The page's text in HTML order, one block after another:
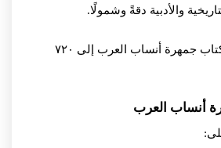
والأدبية دقةً وشمولًا.
وصل عدد صفحات كتاب جمهرة أنساب العرب إلى ٧٢٠
أنساب العرب